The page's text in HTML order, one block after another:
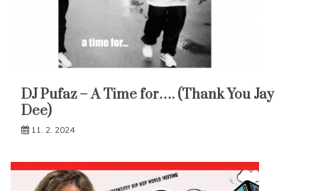
DJ Pufaz – A Time for…. (Thank You Jay
Dee)
11. 2. 2024